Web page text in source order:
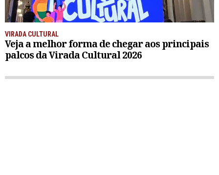
VIRADA CULTURAL
Veja a melhor forma de chegar aos principais
palcos da Virada Cultural 2026